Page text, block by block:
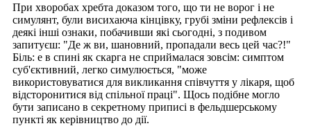
При хворобах хребта доказом того, що ти не ворог і не
симулянт, були висихаюча кінцівку, грубі зміни рефлексів і
деякі інші ознаки, побачивши які сьогодні, з подивом
запитуєш: "Де ж ви, шановний, пропадали весь цей час?!"
Біль: е в спині як скарга не сприймалася зовсім: симптом
суб'єктивний, легко симулюється, "може
використовуватися для викликання співчуття у лікаря, щоб
відсторонитися від спільної праці". Щось подібне могло
бути записано в секретному приписі в фельдшерському
пункті як керівництво до дії.